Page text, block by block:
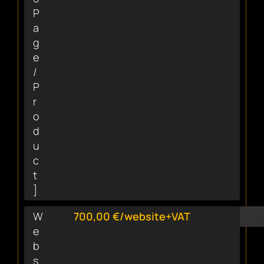
P
a
g
e
/
P
r
o
d
u
c
t
]
W
e
b
s
700,00 €/website+VAT